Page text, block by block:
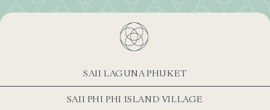
SAII LAGUNA PHUKET
SAII PHI PHI ISLAND VILLAGE